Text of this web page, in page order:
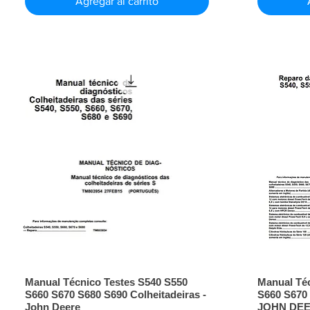
Manual Técnico Testes S540 S550
S660 S670 S680 S690 Colheitadeiras -
John Deere
Manual
S660
JOHN